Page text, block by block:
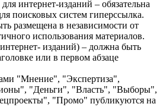
интернет-изданий – обязательна
поисковых систем гиперссылка.
размещена в независимости от
использования материалов.
изданий) – должна быть
или в первом абзаце
"Мнение", "Экспертиза",
"Деньги", "Власть", "Выборы",
"Промо" публикуются на